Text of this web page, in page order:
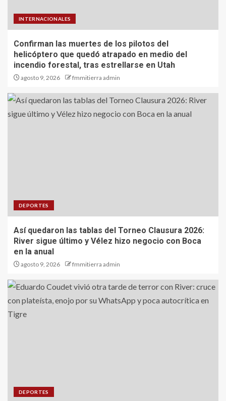
INTERNACIONALES
Confirman las muertes de los pilotos del
helicóptero que quedó atrapado en medio del
incendio forestal, tras estrellarse en Utah
agosto 9, 2026 fmmitierra admin
DEPORTES
Así quedaron las tablas del Torneo Clausura 2026:
River sigue último y Vélez hizo negocio con Boca
en la anual
agosto 9, 2026 fmmitierra admin
DEPORTES